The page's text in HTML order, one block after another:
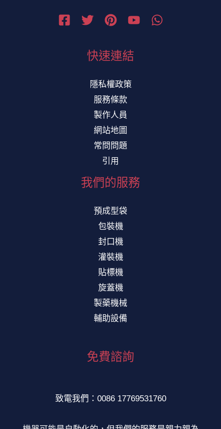
快速連結
隱私權政策
服務條款
製作人員
網站地圖
常問問題
引用
我們的服務
預成型袋
包裝機
封口機
灌裝機
貼標機
旋蓋機
製藥機械
輔助設備
免費諮詢
致電我們：0086 17769531760